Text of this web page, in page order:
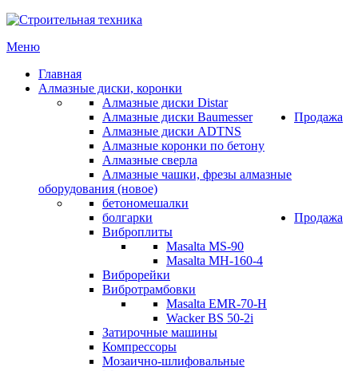
Меню
Главная
Алмазные диски, коронки
Алмазные диски Distar
Алмазные диски Baumesser
Алмазные диски ADTNS
Алмазные коронки по бетону
Алмазные сверла
Алмазные чашки, фрезы алмазные
Продажа
оборудования (новое)
бетономешалки
болгарки
Виброплиты
Masalta MS-90
Masalta MH-160-4
Виброрейки
Вибротрамбовки
Masalta EMR-70-H
Wacker BS 50-2i
Затирочные машины
Компрессоры
Мозаично-шлифовальные
Продажа